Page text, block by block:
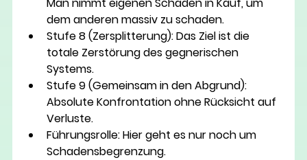
dem anderen massiv zu schaden.
Stufe 8 (Zersplitterung): Das Ziel ist die
totale Zerstörung des gegnerischen
Systems.
Stufe 9 (Gemeinsam in den Abgrund):
Absolute Konfrontation ohne Rücksicht auf
Verluste.
Führungsrolle: Hier geht es nur noch um
Schadensbegrenzung.